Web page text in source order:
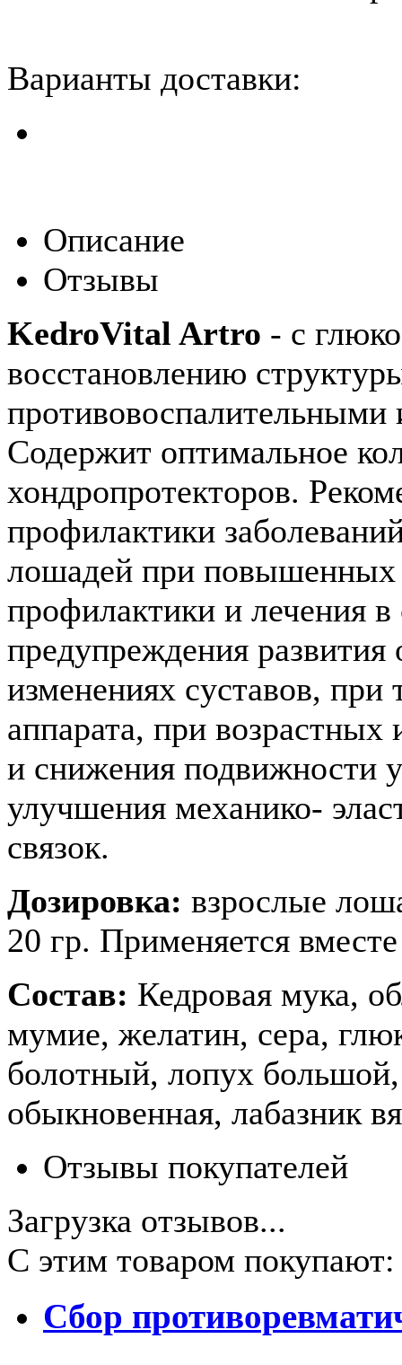
Варианты доставки:
Описание
Отзывы
KedroVital Artro - с
восстановлению
Содержит оптимальное
хондропротекторов.
профилактики
лошадей при повышенных
профилактики и лечения в
предупреждения развития
изменениях суставов, при
аппарата, при возрастных
и снижения подвижности
улучшения механико-
связок.
Дозировка: взрослые
20 гр. Применяется
Состав: Кедровая мука,
мумие, желатин, сера,
болотный, лопух
обыкновенная, лабазник
Отзывы покупателей
Загрузка отзывов...
С этим товаром покупают:
Сбор